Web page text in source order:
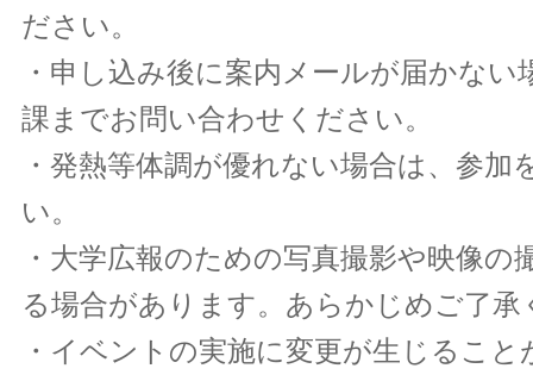
ださい。
・申し込み後に案内メールが届かない
課までお問い合わせください。
・発熱等体調が優れない場合は、参加
い。
・大学広報のための写真撮影や映像の
る場合があります。あらかじめご了承
・イベントの実施に変更が生じるこ